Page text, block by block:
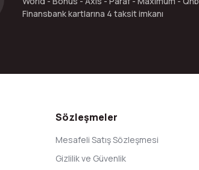
Finansbank kartlarına 4 taksit imkanı
Sözleşmeler
Mesafeli Satış Sözleşmesi
Gizlilik ve Güvenlik